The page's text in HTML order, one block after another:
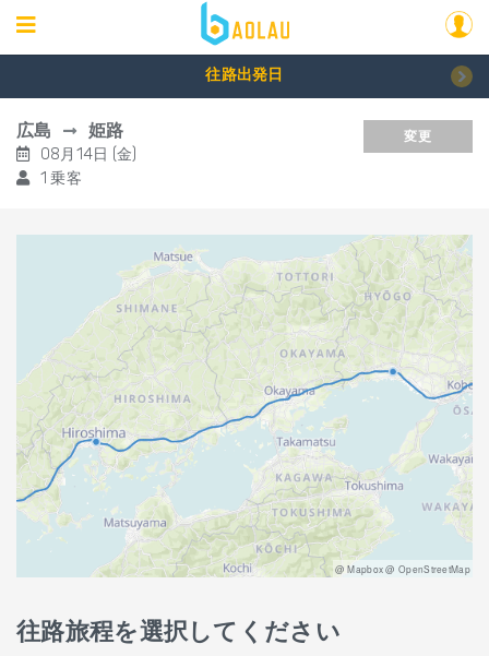
往路出発日
広島 姫路
08月14日 (金)
1 乗客
変更
@ Mapbox @ OpenStreetMap
往路旅程を選択してください